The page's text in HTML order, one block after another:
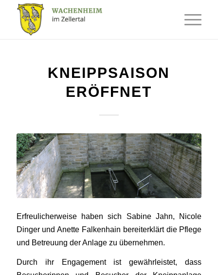
KNEIPPSAISON
ERÖFFNET
Erfreulicherweise haben sich Sabine Jahn, Nicole
Dinger und Anette Falkenhain bereiterklärt die Pflege
und Betreuung der Anlage zu übernehmen.
Durch ihr Engagement ist gewährleistet, dass